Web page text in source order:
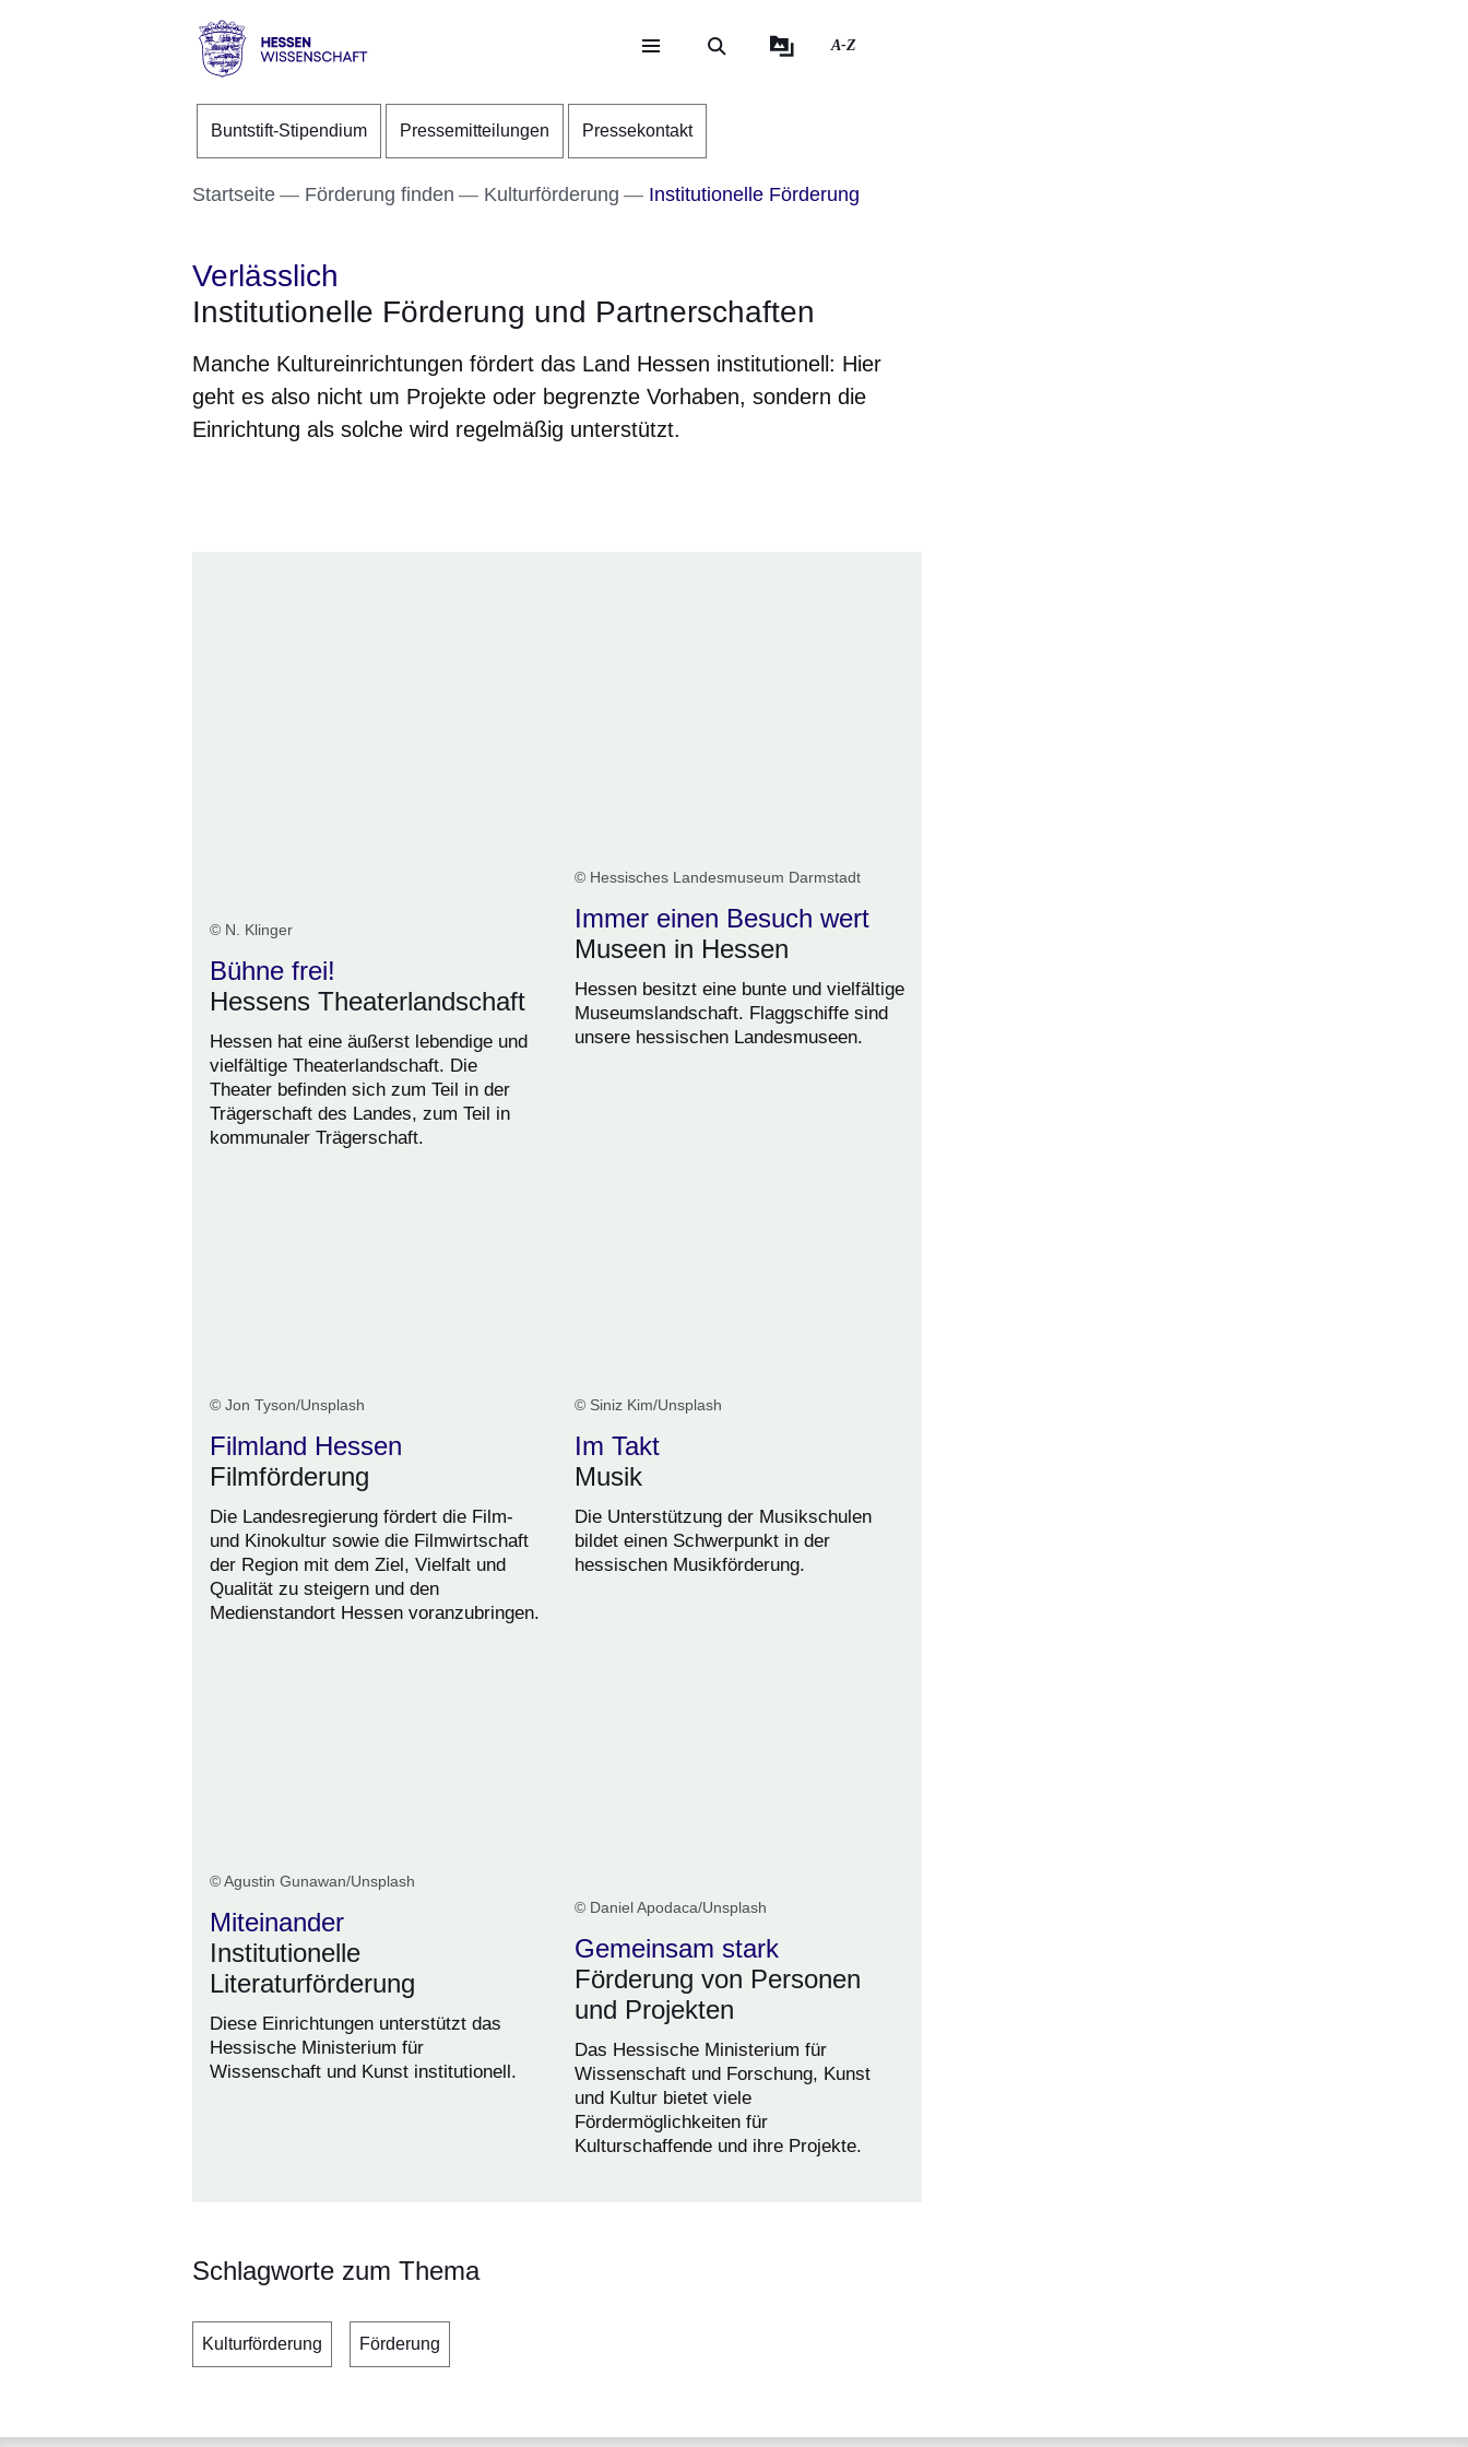
Direkt zum Kopf der Seite
Direkt zum Inhalt
Direkt zum Fuß der Seite
Wissenschaft
A-Z
Buntstift-Stipendium Pressemitteilungen Pressekontakt
Startseite Förderung finden Kulturförderung Institutionelle Förderung
Verlässlich
Institutionelle Förderung und Partnerschaften
Manche Kultureinrichtungen fördert das Land Hessen institutionell: Hier
geht es also nicht um Projekte oder begrenzte Vorhaben, sondern die
Einrichtung als solche wird regelmäßig unterstützt.
© N. Klinger
Bühne frei!
Hessens Theaterlandschaft
Hessen hat eine äußerst lebendige und
vielfältige Theaterlandschaft. Die
Theater befinden sich zum Teil in der
Trägerschaft des Landes, zum Teil in
kommunaler Trägerschaft.
© Hessisches Landesmuseum Darmstadt
Immer einen Besuch wert
Museen in Hessen
Hessen besitzt eine bunte und vielfältige
Museumslandschaft. Flaggschiffe sind
unsere hessischen Landesmuseen.
© Jon Tyson/Unsplash
Filmland Hessen
Filmförderung
Die Landesregierung fördert die Film-
und Kinokultur sowie die Filmwirtschaft
der Region mit dem Ziel, Vielfalt und
Qualität zu steigern und den
Medienstandort Hessen voranzubringen.
© Siniz Kim/Unsplash
Im Takt
Musik
Die Unterstützung der Musikschulen
bildet einen Schwerpunkt in der
hessischen Musikförderung.
© Agustin Gunawan/Unsplash
Miteinander
Institutionelle
Literaturförderung
Diese Einrichtungen unterstützt das
Hessische Ministerium für
Wissenschaft und Kunst institutionell.
© Daniel Apodaca/Unsplash
Gemeinsam stark
Förderung von Personen
und Projekten
Das Hessische Ministerium für
Wissenschaft und Forschung, Kunst
und Kultur bietet viele
Fördermöglichkeiten für
Kulturschaffende und ihre Projekte.
Schlagworte zum Thema
Kulturförderung Förderung